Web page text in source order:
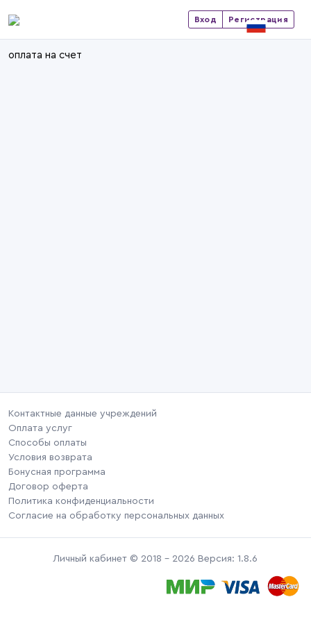
Вход Регистрация
оплата на счет
Контактные данные учреждений
Оплата услуг
Способы оплаты
Условия возврата
Бонусная программа
Договор оферта
Политика конфиденциальности
Согласие на обработку персональных данных
Личный кабинет © 2018 - 2026 Версия: 1.8.6